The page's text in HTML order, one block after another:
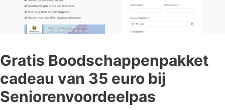
Gratis Boodschappenpakket
cadeau van 35 euro bij
Seniorenvoordeelpas